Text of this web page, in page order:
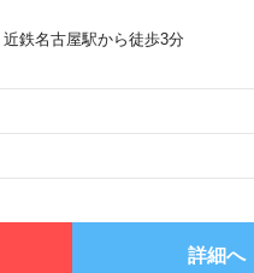
近鉄名古屋駅から徒歩3分
詳細へ